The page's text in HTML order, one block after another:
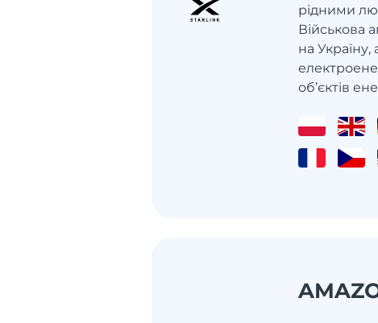
рідними
Військова
на Україну,
об’єктів